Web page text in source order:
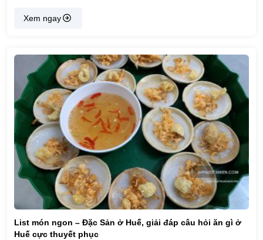
Xem ngay
List món ngon – Đặc Sản ở Huế, giải đáp câu hỏi ăn gì ở
Huế cực thuyết phục